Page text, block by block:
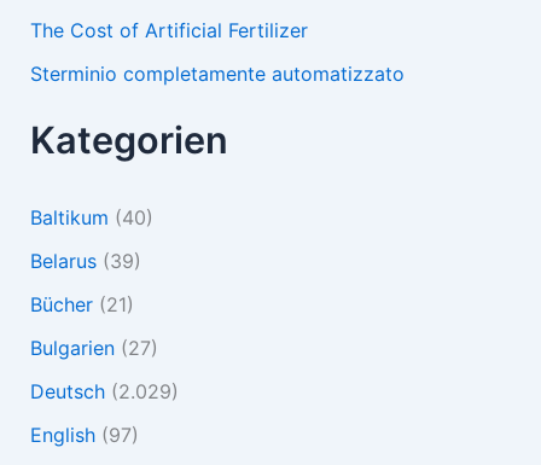
The Cost of Artificial Fertilizer
Sterminio completamente automatizzato
Kategorien
Baltikum (40)
Belarus(39)
Bücher(21)
Bulgarien(27)
Deutsch(2.029)
English(97)